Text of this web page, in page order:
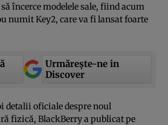
încerce modelele sale, fiind acum
numit Key2, care va fi lansat foarte
Urmărește-ne in
Discover
detalii oficiale despre noul
fizică, BlackBerry a publicat pe